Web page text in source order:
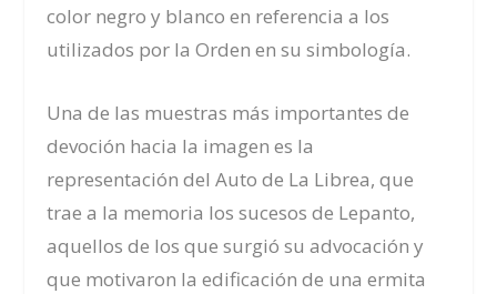
color negro y blanco en referencia a los
utilizados por la Orden en su simbología.
Una de las muestras más importantes de
devoción hacia la imagen es la
representación del Auto de La Librea, que
trae a la memoria los sucesos de Lepanto,
aquellos de los que surgió su advocación y
que motivaron la edificación de una ermita